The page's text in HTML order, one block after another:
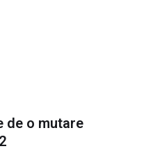
de o mutare